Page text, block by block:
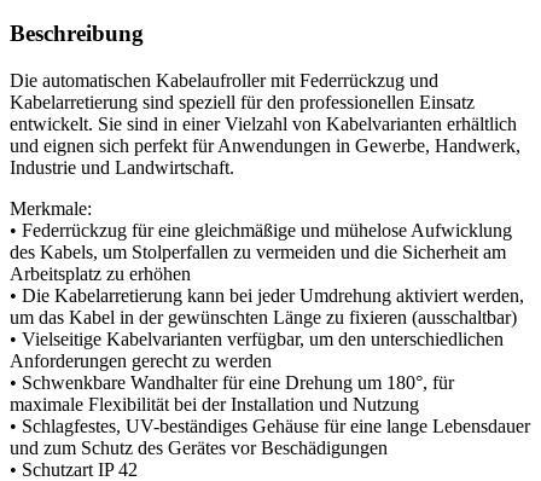
Beschreibung
Die automatischen Kabelaufroller mit Federrückzug und
Kabelarretierung sind speziell für den professionellen Einsatz
entwickelt. Sie sind in einer Vielzahl von Kabelvarianten erhältlich
und eignen sich perfekt für Anwendungen in Gewerbe, Handwerk,
Industrie und Landwirtschaft.
Merkmale:
• Federrückzug für eine gleichmäßige und mühelose Aufwicklung
des Kabels, um Stolperfallen zu vermeiden und die Sicherheit am
Arbeitsplatz zu erhöhen
• Die Kabelarretierung kann bei jeder Umdrehung aktiviert werden,
um das Kabel in der gewünschten Länge zu fixieren (ausschaltbar)
• Vielseitige Kabelvarianten verfügbar, um den unterschiedlichen
Anforderungen gerecht zu werden
• Schwenkbare Wandhalter für eine Drehung um 180°, für
maximale Flexibilität bei der Installation und Nutzung
• Schlagfestes, UV-beständiges Gehäuse für eine lange Lebensdauer
und zum Schutz des Gerätes vor Beschädigungen
• Schutzart IP 42